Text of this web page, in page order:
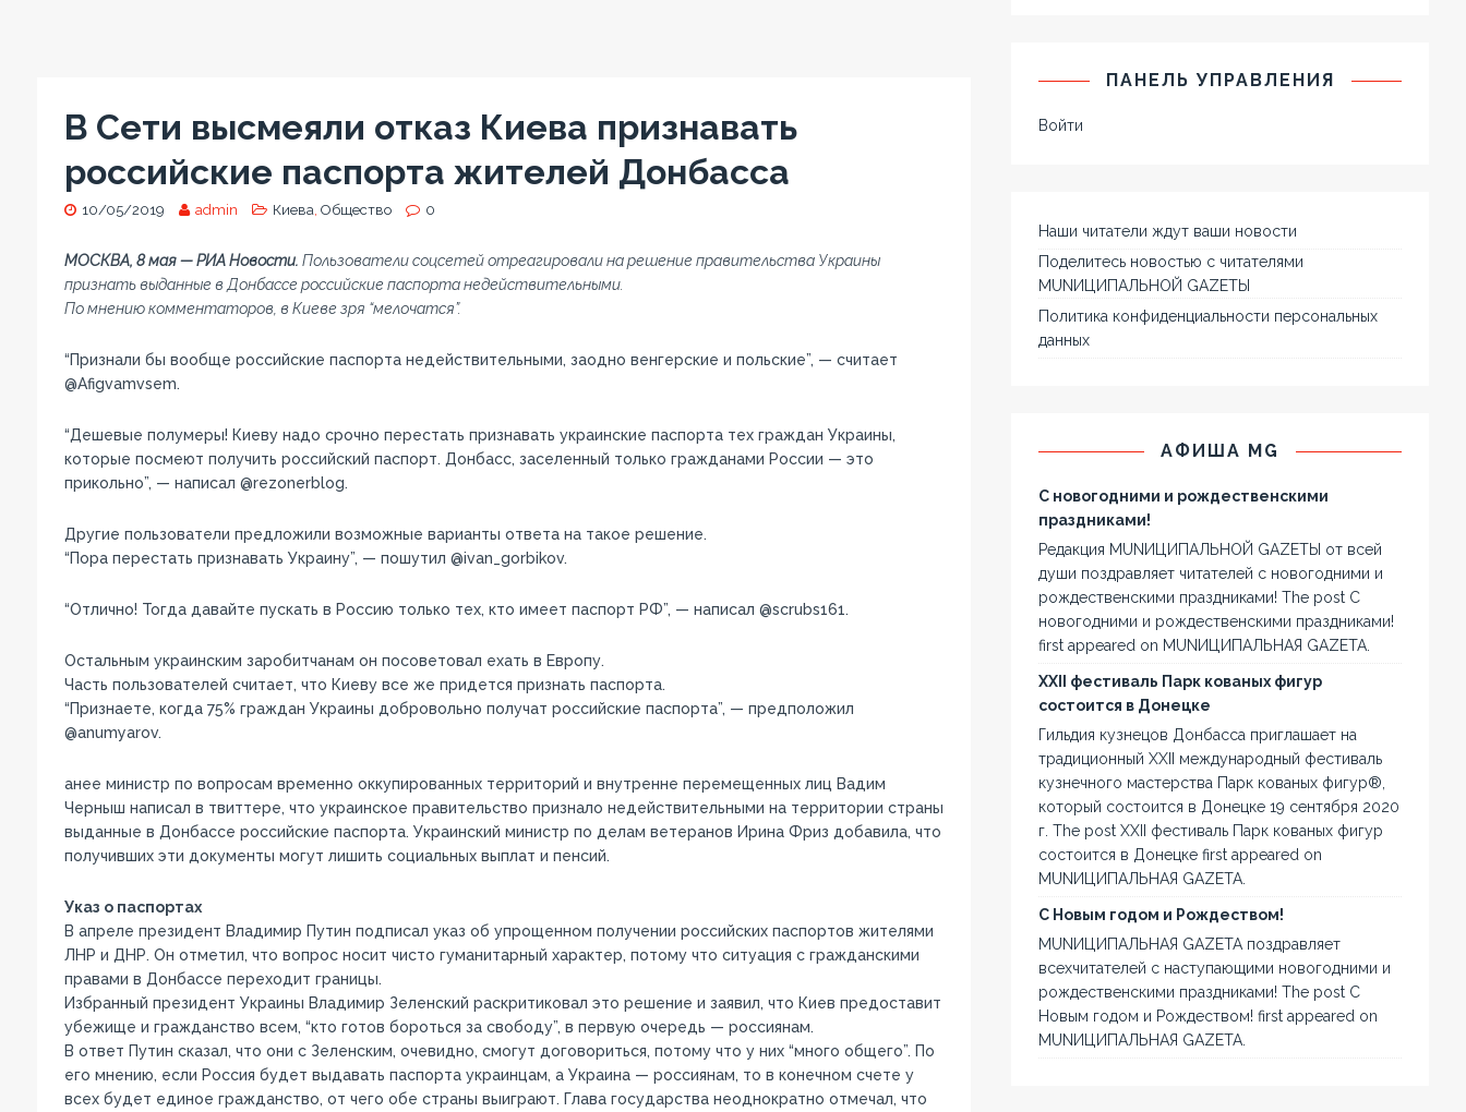
В Сети высмеяли отказ Киева признавать
российские паспорта жителей Донбасса
10/05/2019 admin Киева Общество 0
МОСКВА, 8 мая — РИА Новости. Пользователи соцсетей отреагировали на решение правительства Украины
признать выданные в Донбассе российские паспорта недействительными.
По мнению комментаторов, в Киеве зря “мелочатся”.
“Признали бы вообще российские паспорта недействительными, заодно венгерские и польские”, — считает
@Afigvamvsem.
“Дешевые полумеры! Киеву надо срочно перестать признавать украинские паспорта тех граждан Украины,
которые посмеют получить российский паспорт. Донбасс, заселенный только гражданами России — это
прикольно”, — написал @rezonerblog.
Другие пользователи предложили возможные варианты ответа на такое решение.
“Пора перестать признавать Украину”, — пошутил @ivan_gorbikov.
“Отлично! Тогда давайте пускать в Россию только тех, кто имеет паспорт РФ”, — написал @scrubs161.
Остальным украинским заробитчанам он посоветовал ехать в Европу.
Часть пользователей считает, что Киеву все же придется признать паспорта.
“Признаете, когда 75% граждан Украины добровольно получат российские паспорта”, — предположил
@anumyarov.
анее министр по вопросам временно оккупированных территорий и внутренне перемещенных лиц Вадим
Черныш написал в твиттере, что украинское правительство признало недействительными на территории страны
выданные в Донбассе российские паспорта. Украинский министр по делам ветеранов Ирина Фриз добавила, что
получивших эти документы могут лишить социальных выплат и пенсий.
Указ о паспортах
В апреле президент Владимир Путин подписал указ об упрощенном получении российских паспортов жителями
ЛНР и ДНР. Он отметил, что вопрос носит чисто гуманитарный характер, потому что ситуация с гражданскими
правами в Донбассе переходит границы.
Избранный президент Украины Владимир Зеленский раскритиковал это решение и заявил, что Киев предоставит
убежище и гражданство всем, “кто готов бороться за свободу”, в первую очередь — россиянам.
В ответ Путин сказал, что они с Зеленским, очевидно, смогут договориться, потому что у них “много общего”. По
его мнению, если Россия будет выдавать паспорта украинцам, а Украина — россиянам, то в конечном счете у
всех будет единое гражданство, от чего обе страны выиграют. Глава государства неоднократно отмечал, что
ПАНЕЛЬ УПРАВЛЕНИЯ
Войти
Наши читатели ждут ваши новости
Поделитесь новостью с читателями
MUNИЦИПАЛЬНОЙ GAZЕТЫ
Политика конфиденциальности персональных
данных
АФИША MG
С новогодними и рождественскими
праздниками!
Редакция MUNИЦИПАЛЬНОЙ GAZЕТЫ от всей
души поздравляет читателей с новогодними и
рождественскими праздниками! The post С
новогодними и рождественскими праздниками!
first appeared on MUNИЦИПАЛЬНАЯ GAZЕТА.
XXII фестиваль Парк кованых фигур
состоится в Донецке
Гильдия кузнецов Донбасса приглашает на
традиционный XXII международный фестиваль
кузнечного мастерства Парк кованых фигур®,
который состоится в Донецке 19 сентября 2020
г. The post XXII фестиваль Парк кованых фигур
состоится в Донецке first appeared on
MUNИЦИПАЛЬНАЯ GAZЕТА.
С Новым годом и Рождеством!
MUNИЦИПАЛЬНАЯ GAZЕТА поздравляет
всехчитателей с наступающими новогодними и
рождественскими праздниками! The post С
Новым годом и Рождеством! first appeared on
MUNИЦИПАЛЬНАЯ GAZЕТА.